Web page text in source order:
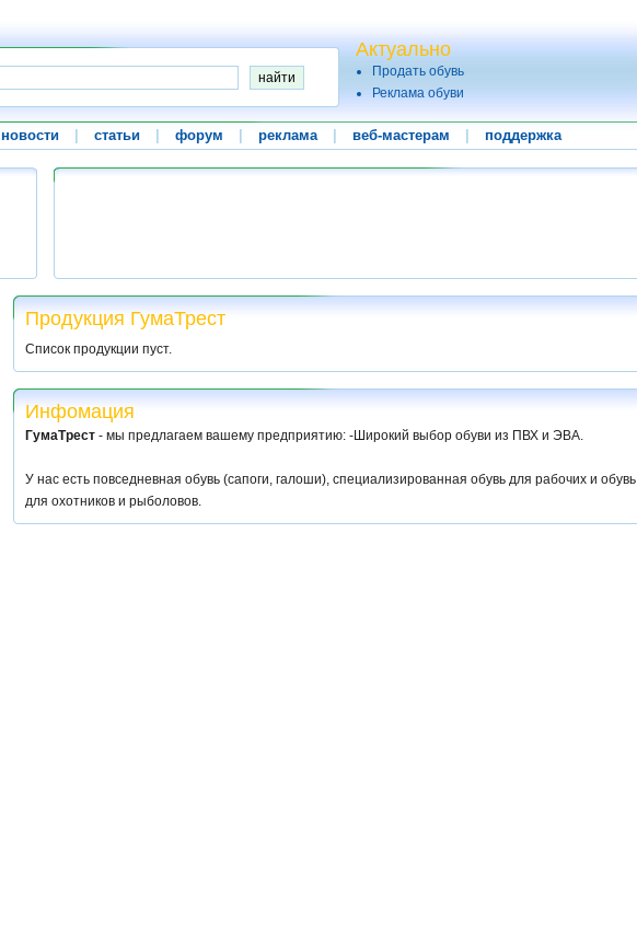
Актуально
Продать обувь
Реклама обуви
новости статьи форум реклама веб-мастерам поддержка
Продукция ГумаТрест
Список продукции пуст.
Инфомация
ГумаТрест - мы предлагаем вашему предприятию: -Широкий выбор обуви из ПВХ и ЭВА.
У нас есть повседневная обувь (сапоги, галоши), специализированная обувь для рабочих и обувь
для охотников и рыболовов.